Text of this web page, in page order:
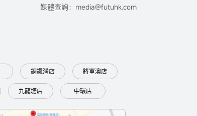
媒體查詢：media@futuhk.com
銅鑼灣店 將軍澳店
九龍塘店 中環店